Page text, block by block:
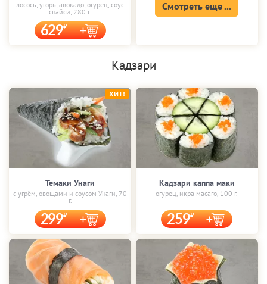
лосось, угорь, авокадо, огурец, соус
спайси, 280 г.
629
Смотреть еще ...
Кадзари
Темаки Унаги
с угрём, овощами и соусом Унаги, 70
г.
299
ХИТ!
Кадзари каппа маки
огурец, икра масаго, 100 г.
259